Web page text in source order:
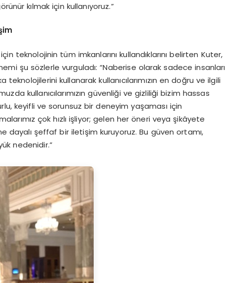
kılmak için kullanıyoruz.”
teknolojinin tüm imkanlarını kullandıklarını belirten Kuter,
şu sözlerle vurguladı: “Naberise olarak sadece insanları
kullanarak kullanıcılarımızın en doğru ve ilgili
kullanıcılarımızın güvenliği ve gizliliği bizim hassas
keyifli ve sorunsuz bir deneyim yaşaması için
çok hızlı işliyor; gelen her öneri veya şikâyete
dayalı şeffaf bir iletişim kuruyoruz. Bu güven ortamı,
nedenidir.”